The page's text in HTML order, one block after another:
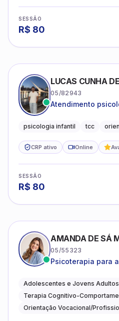
SESSÃO
R$ 80
LUCAS CUNHA
05/82943
Atendimento
promovendo
psicologia infantil tcc
CRP ativo Online
SESSÃO
R$ 80
AMANDA DE SÁ
05/55323
Psicoterapia para
autoestima,
profissional
Adolescentes e Jovens Adultos
Terapia Cognitivo-
Orientação Vocacional/